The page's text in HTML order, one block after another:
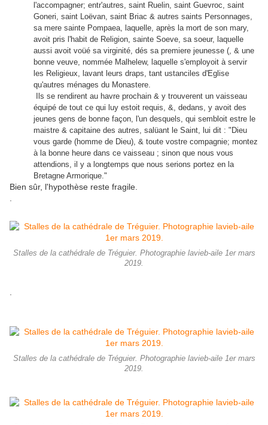
l'accompagner; entr'autres, saint Ruelin, saint Guevroc, saint
Goneri, saint Loëvan, saint Briac & autres saints Personnages,
sa mere sainte Pompaea, laquelle, après la mort de son mary,
avoit pris l'habit de Religion, sainte Soeve, sa soeur, laquelle
aussi avoit voüé sa virginité, dés sa premiere jeunesse (, & une
bonne veuve, nommée Malhelew, laquelle s'employoit à servir
les Religieux, lavant leurs draps, tant ustanciles d'Eglise
qu'autres ménages du Monastere.
Ils se rendirent au havre prochain & y trouverent un vaisseau
équipé de tout ce qui luy estoit requis, &, dedans, y avoit des
jeunes gens de bonne façon, l'un desquels, qui sembloit estre le
maistre & capitaine des autres, salüant le Saint, lui dit : "Dieu
vous garde (homme de Dieu), & toute vostre compagnie; montez
à la bonne heure dans ce vaisseau ; sinon que nous vous
attendions, il y a longtemps que nous serions portez en la
Bretagne Armorique."
Bien sûr, l'hypothèse reste fragile.
Stalles de la cathédrale de Tréguier. Photographie lavieb-aile 1er mars
2019.
Stalles de la cathédrale de Tréguier. Photographie lavieb-aile 1er mars
2019.